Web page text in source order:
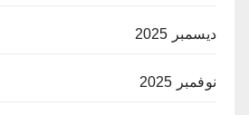
ديسمبر 2025
نوفمبر 2025